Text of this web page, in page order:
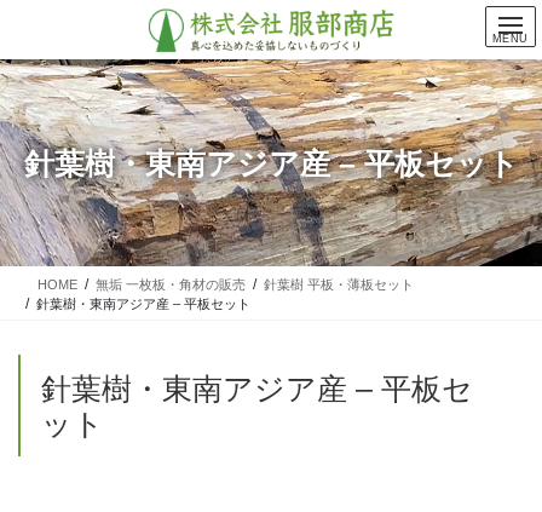
テ
ン
ツ
に
移
動
ゲ
ー
シ
ョ
ン
に
移
動
針葉樹・東南アジア産 – 平板セット
HOME 無垢 一枚板・角材の販売
針葉樹 平板・薄板セット
針葉樹・東南アジア産 – 平板セット
針葉樹・東南アジア産 – 平板セ
ット
MENU